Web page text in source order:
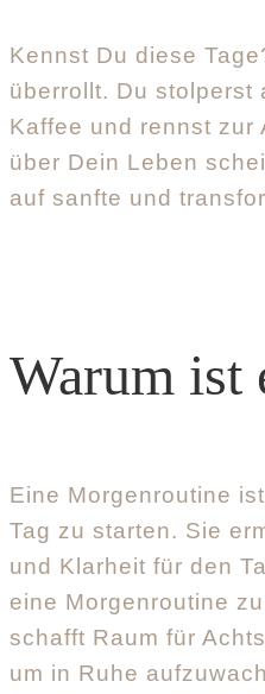
Kennst Du diese
überrollt. Du stolperst
Kaffee und rennst zur
über Dein Leben
auf sanfte und
Warum ist
Eine Morgenroutine
Tag zu starten. Sie
und Klarheit für den
eine Morgenroutine
schafft Raum für
um in Ruhe